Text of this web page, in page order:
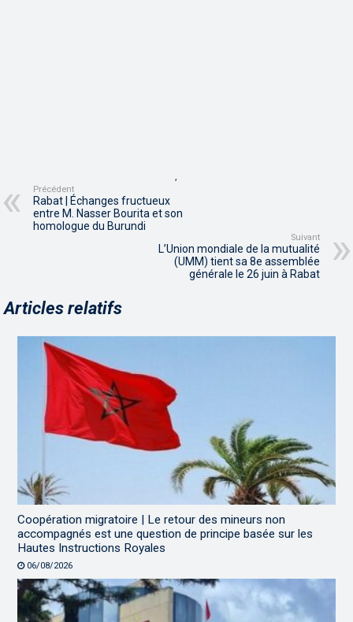
Précédent
Rabat | Échanges fructueux
entre M. Nasser Bourita et son
homologue du Burundi
Suivant
L’Union mondiale de la mutualité
(UMM) tient sa 8e assemblée
générale le 26 juin à Rabat
Articles relatifs
Coopération migratoire | Le retour des mineurs non
accompagnés est une question de principe basée sur les
Hautes Instructions Royales
06/08/2026